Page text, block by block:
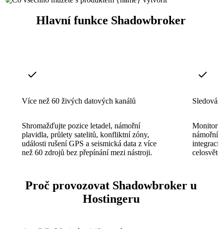
Hlavní funkce Shadowbroker
Více než 60 živých datových kanálů
Shromažďujte pozice letadel, námořní
plavidla, průlety satelitů, konfliktní zóny,
události rušení GPS a seismická data z více
než 60 zdrojů bez přepínání mezi nástroji.
námořní
integrací
Proč provozovat Shadowbroker u
Hostingeru